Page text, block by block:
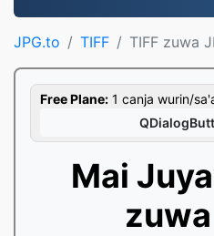
JPG.to TIFF TIFF zuwa
Free Plane: 1 canja wurin/
Mai